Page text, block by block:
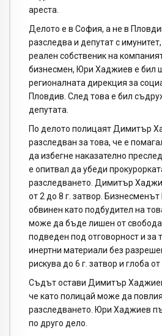
ареста.
Делото е в София, а не в
разследва и депутат с
реален собственик на
бизнесмен, Юри Хаджиев е бил
регионалната дирекция за
Пловдив. След това е бил
депутата.
По делото полицаят Димитър
разследван за това, че e
да избегне наказателно
е опитвал да убеди
разследването. Димитър
от 2 до 8 г. затвор.
обвинен като подбудител на
може да бъде лишен от свобода
подведен под отговорност и за
инертни материали без
рискува до 6 г. затвор и глоба
Съдът остави Димитър
че като полицай може да
разследването. Юри Хаджиев
по друго дело.